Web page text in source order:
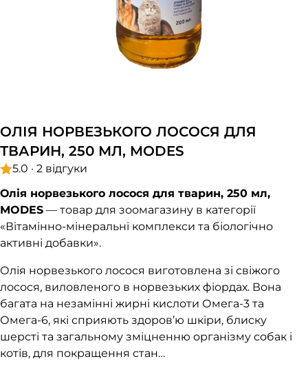
ОЛІЯ НОРВЕЗЬКОГО ЛОСОСЯ ДЛЯ
ТВАРИН, 250 МЛ, MODES
5.0 · 2 відгуки
Олія норвезького лосося для тварин, 250 мл,
MODES — товар для зоомагазину в категорії
«Вітамінно-мінеральні комплекси та біологічно
активні добавки».
Олія норвезького лосося виготовлена зі свіжого
лосося, виловленого в норвезьких фіордах. Вона
багата на незамінні жирні кислоти Омега-3 та
Омега-6, які сприяють здоров’ю шкіри, блиску
шерсті та загальному зміцненню організму собак і
котів, для покращення стан…